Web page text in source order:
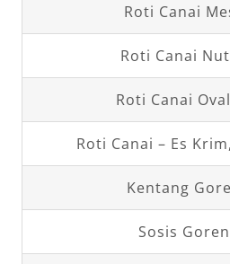
Roti Canai
Roti Canai
Roti Canai
Roti Canai – Es
Kentang
Sosis